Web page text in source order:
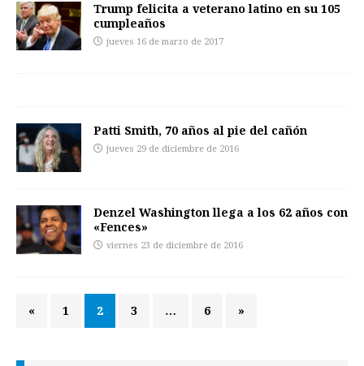
Trump felicita a veterano latino en su 105
cumpleaños
jueves 16 de marzo de 2017
Patti Smith, 70 años al pie del cañón
jueves 29 de diciembre de 2016
Denzel Washington llega a los 62 años con
«Fences»
viernes 23 de diciembre de 2016
« 1 2 3 … 6 »